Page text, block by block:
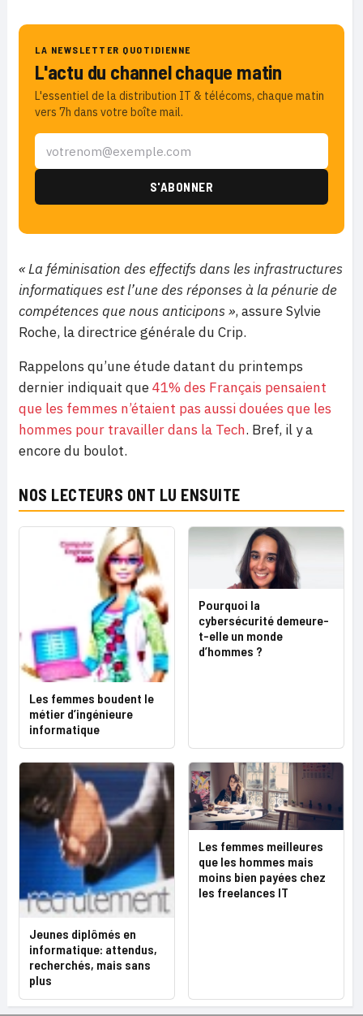
LA NEWSLETTER QUOTIDIENNE
L'actu du channel chaque matin
L'essentiel de la distribution IT & télécoms, chaque matin
vers 7h dans votre boîte mail.
« La féminisation des effectifs dans les infrastructures
informatiques est l’une des réponses à la pénurie de
compétences que nous anticipons », assure Sylvie
Roche, la directrice générale du Crip.
Rappelons qu’une étude datant du printemps
dernier indiquait que41% des Français pensaient
que les femmes n’étaient pas aussi douées que les
hommes pour travailler dans la Tech. Bref, il y a
encore du boulot.
NOS LECTEURS ONT LU ENSUITE
Les femmes boudent le
métier d’ingénieure
informatique
Pourquoi la
cybersécurité demeure-
t-elle un monde
d’hommes ?
Jeunes diplômés en
informatique: attendus,
recherchés, mais sans
plus
Les femmes meilleures
que les hommes mais
moins bien payées chez
les freelances IT